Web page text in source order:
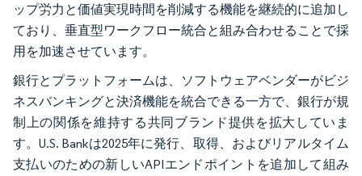
ップ労力と価値実現時間を削減する機能を継続的に追加し
ており、垂直型ワークフロー統合と組み合わせることで採
用を加速させています。
銀行とプラットフォームは、ソフトウェアベンダーがビジ
ネスバンキングと決済機能を統合できる一方で、銀行が規
制上の関係を維持する共同ブランド提供を拡大していま
す。U.S. Bankは2025年に発行、取得、およびリアルタイム
支払いのための新しいAPIエンドポイントを追加して組み